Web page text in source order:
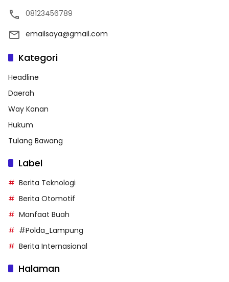
08123456789
emailsaya@gmail.com
Kategori
Headline
Daerah
Way Kanan
Hukum
Tulang Bawang
Label
Berita Teknologi
Berita Otomotif
Manfaat Buah
#Polda_Lampung
Berita Internasional
Halaman